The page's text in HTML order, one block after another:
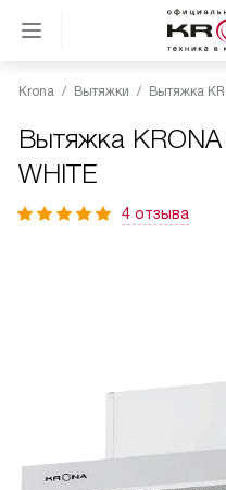
Krona Вытяжки Вытяжка
Вытяжка
WHITE
4 отзыва